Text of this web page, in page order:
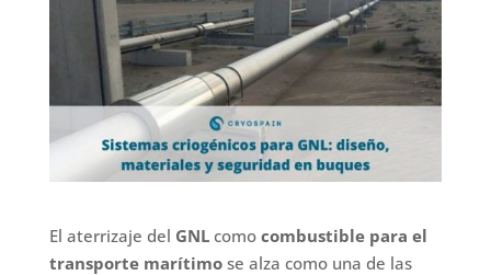
El aterrizaje del GNL como combustible para el
transporte marítimose alza como una de las